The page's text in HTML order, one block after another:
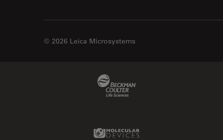
© 2026 Leica Microsystems
Molecular Devices Link